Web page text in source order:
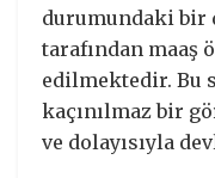
durumundaki bir
tarafından maaş
edilmektedir. Bu
kaçınılmaz bir
ve dolayısıyla